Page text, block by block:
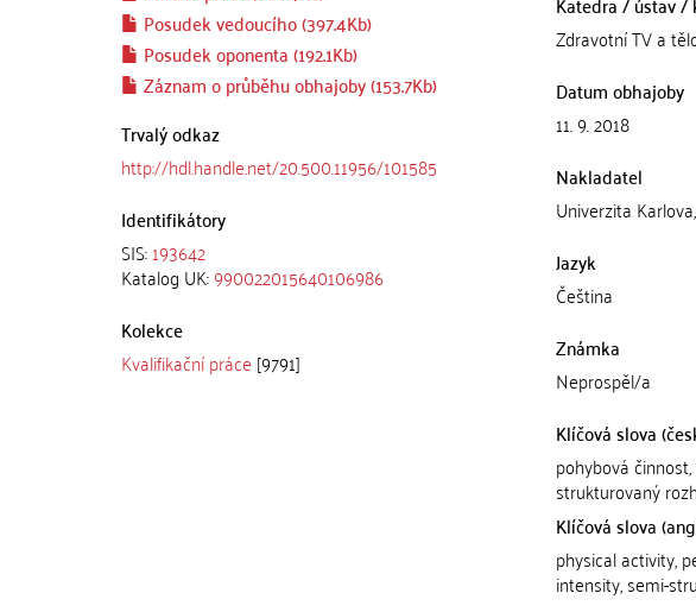
Posudek vedoucího (397.4Kb)
Posudek oponenta (192.1Kb)
Záznam o průběhu obhajoby (153.7Kb)
Trvalý odkaz
http://hdl.handle.net/20.500.11956/101585
Identifikátory
SIS:193642
Katalog UK:990022015640106986
Kolekce
Kvalifikační práce [9791]
Zdravotní TV a
Datum obhajoby
11. 9. 2018
Nakladatel
Univerzita
Jazyk
Čeština
Známka
Neprospěl/a
Klíčová slova
pohybová
strukturovaný
Klíčová slova
physical activity,
intensity, semi-